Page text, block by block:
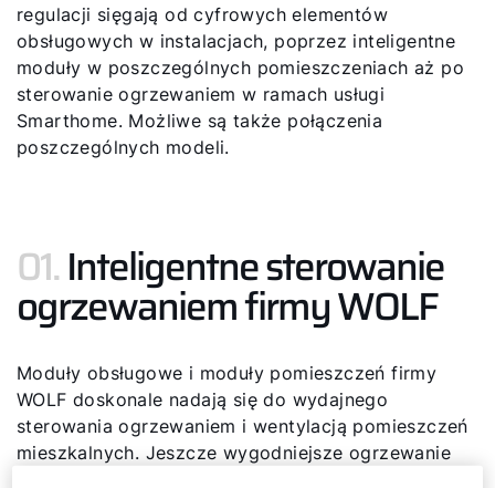
regulacji sięgają od cyfrowych elementów
obsługowych w instalacjach, poprzez inteligentne
moduły w poszczególnych pomieszczeniach aż po
sterowanie ogrzewaniem w ramach usługi
Smarthome. Możliwe są także połączenia
poszczególnych modeli.
01.Inteligentne sterowanie
ogrzewaniem firmy WOLF
Moduły obsługowe i moduły pomieszczeń firmy
WOLF doskonale nadają się do wydajnego
sterowania ogrzewaniem i wentylacją pomieszczeń
mieszkalnych. Jeszcze wygodniejsze ogrzewanie